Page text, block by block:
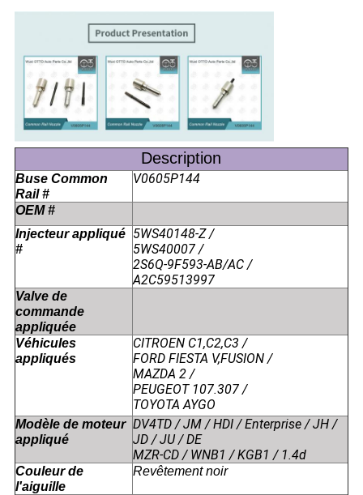
Description
Buse Common
Rail #
V0605P144
OEM #
Injecteur appliqué
#
5WS40148-Z /
5WS40007 /
2S6Q-9F593-AB/AC /
A2C59513997
Valve de
commande
appliquée
Véhicules
appliqués
CITROEN C1,C2,C3 /
FORD FIESTA V,FUSION /
MAZDA 2 /
PEUGEOT 107.307 /
TOYOTA AYGO
Modèle de moteur
appliqué
DV4TD / JM / HDI / Enterprise / JH /
JD / JU / DE
MZR-CD / WNB1 / KGB1 / 1.4d
Couleur de
l'aiguille
Revêtement noir